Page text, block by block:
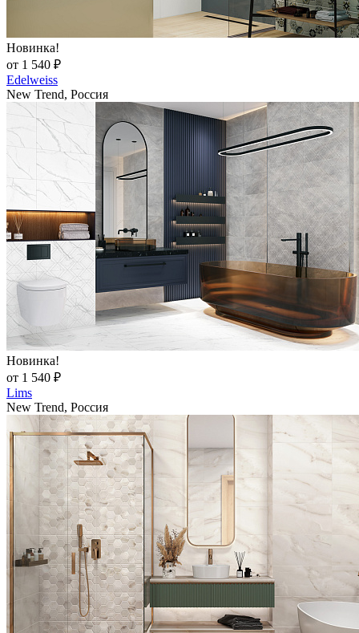
Новинка!
от 1 540 ₽
Edelweiss
New Trend, Россия
Новинка!
от 1 540 ₽
Lims
New Trend, Россия